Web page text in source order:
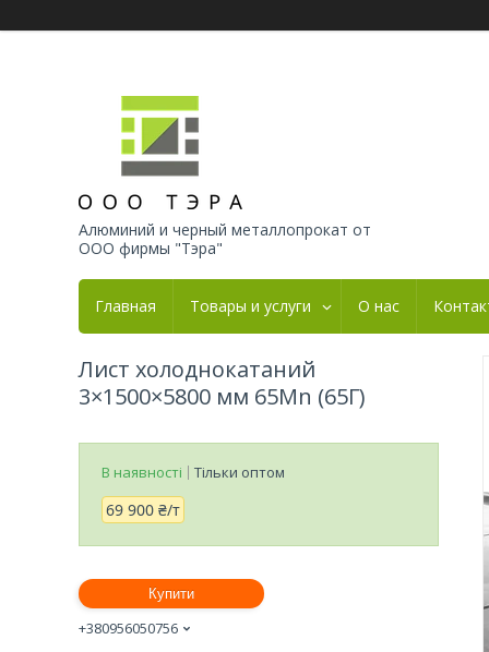
Алюминий и черный металлопрокат от
ООО фирмы "Тэра"
Главная Товары и услуги О нас
Лист холоднокатаний
3×1500×5800 мм 65Mn (65Г)
В наявності Тільки оптом
69 900 ₴/т
Купити
+380956050756